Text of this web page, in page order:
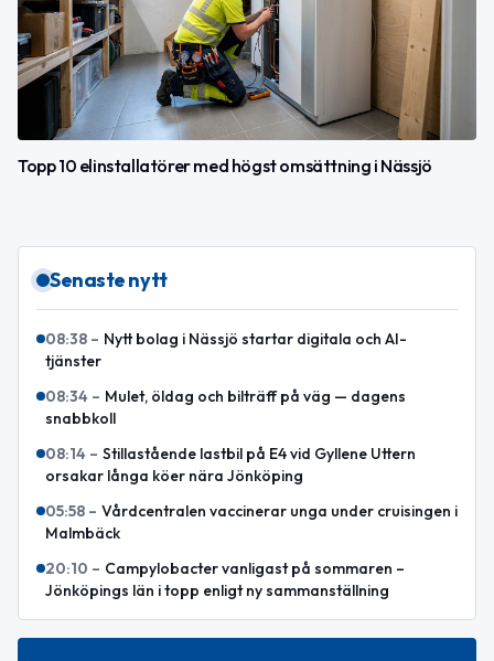
Topp 10 elinstallatörer med högst omsättning i Nässjö
Senaste nytt
08:38 – Nytt bolag i Nässjö startar digitala och AI-
tjänster
08:34 – Mulet, öldag och bilträff på väg — dagens
snabbkoll
08:14 – Stillastående lastbil på E4 vid Gyllene Uttern
orsakar långa köer nära Jönköping
05:58 – Vårdcentralen vaccinerar unga under cruisingen i
Malmbäck
20:10 – Campylobacter vanligast på sommaren –
Jönköpings län i topp enligt ny sammanställning